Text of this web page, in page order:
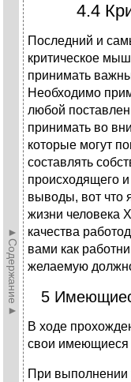
►Содержание►
4.4
Последний и
критическое
принимать
Необходимо
любой
принимать во
которые могут
составлять
происходящего и
выводы, вот что
жизни человека
качества
вами как
желаемую
5
В ходе
свои имеющиеся
При выполнении